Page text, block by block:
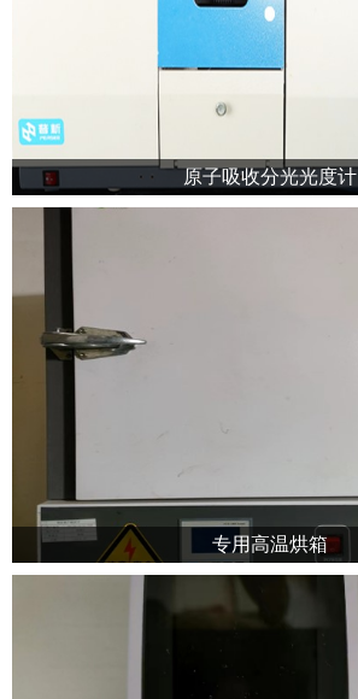
原⼦吸收分光光度计
专用高温烘箱